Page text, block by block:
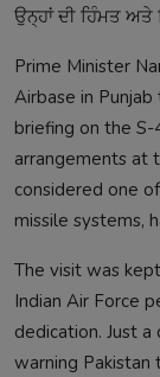
ਉਨ੍ਹਾਂ ਦੀ ਹਿੰਮਤ
Prime Minister
Airbase in
briefing on the
arrangements at
considered one
missile systems,
The visit was
Indian Air Force
dedication. Just
warning